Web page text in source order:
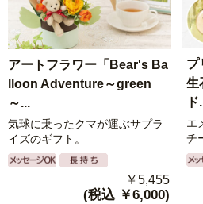
アートフラワー「Bear's Ba
lloon Adventure～green
～...
気球に乗ったクマが運ぶサプラ
イズのギフト。
￥5,455
(税込 ￥6,000)
プ
生
エ
チ